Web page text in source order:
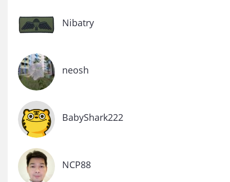
Nibatry
neosh
BabyShark222
NCP88